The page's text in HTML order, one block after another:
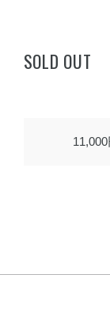
SOLD OUT